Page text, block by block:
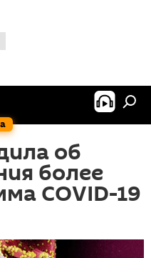
об
более
COVID-19